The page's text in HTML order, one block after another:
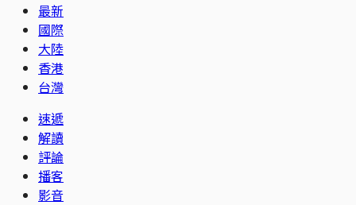
最新
國際
大陸
香港
台灣
速遞
解讀
評論
播客
影音